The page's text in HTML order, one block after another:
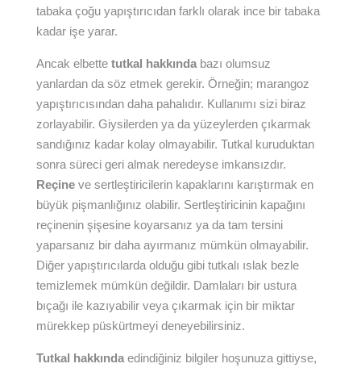
tabaka çoğu yapıştırıcıdan farklı olarak ince bir tabaka
kadar işe yarar.
Ancak elbette tutkal hakkındabazı olumsuz
yanlardan da söz etmek gerekir. Örneğin; marangoz
yapıştırıcısından daha pahalıdır. Kullanımı sizi biraz
zorlayabilir. Giysilerden ya da yüzeylerden çıkarmak
sandığınız kadar kolay olmayabilir. Tutkal kuruduktan
sonra süreci geri almak neredeyse imkansızdır.
Reçine ve sertleştiricilerin kapaklarını karıştırmak en
büyük pişmanlığınız olabilir. Sertleştiricinin kapağını
reçinenin şişesine koyarsanız ya da tam tersini
yaparsanız bir daha ayırmanız mümkün olmayabilir.
Diğer yapıştırıcılarda olduğu gibi tutkalı ıslak bezle
temizlemek mümkün değildir. Damlaları bir ustura
bıçağı ile kazıyabilir veya çıkarmak için bir miktar
mürekkep püskürtmeyi deneyebilirsiniz.
Tutkal hakkındaedindiğiniz bilgiler hoşunuza gittiyse,